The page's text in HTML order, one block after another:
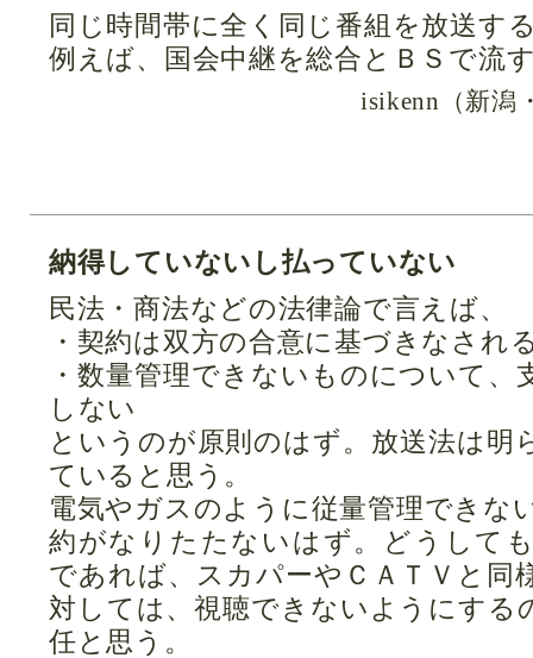
同じ時間帯に全く同じ番組を放送す
例えば、国会中継を総合とＢＳで流
isikenn（新潟
納得していないし払っていない
民法・商法などの法律論で言えば、
・契約は双方の合意に基づきなされ
・数量管理できないものについて、
しない
というのが原則のはず。放送法は明
ていると思う。
電気やガスのように従量管理できな
約がなりたたないはず。どうして
であれば、スカパーやＣＡＴＶと同
対しては、視聴できないようにする
任と思う。